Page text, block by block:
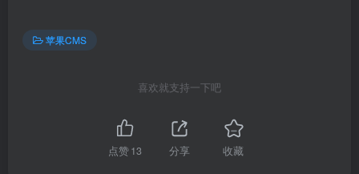
苹果CMS
喜欢就支持一下吧
点赞13 分享 收藏